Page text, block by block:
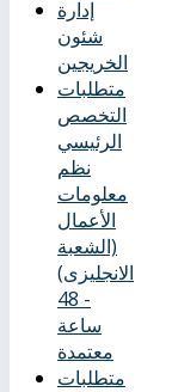
إدارة
شئون
الخريجين
متطلبات
التخصص
الرئيسي
نظم
معلومات
الأعمال
(الشعبة
الانجليزى)
- 48
ساعة
معتمدة
متطلبات